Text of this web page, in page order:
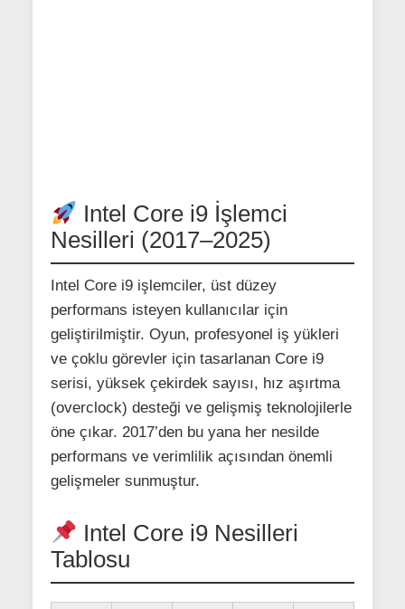
Intel Core i9 İşlemci
Nesilleri (2017–2025)
Intel Core i9 işlemciler, üst düzey
performans isteyen kullanıcılar için
geliştirilmiştir. Oyun, profesyonel iş yükleri
ve çoklu görevler için tasarlanan Core i9
serisi, yüksek çekirdek sayısı, hız aşırtma
(overclock) desteği ve gelişmiş teknolojilerle
öne çıkar. 2017’den bu yana her nesilde
performans ve verimlilik açısından önemli
gelişmeler sunmuştur.
Intel Core i9 Nesilleri
Tablosu